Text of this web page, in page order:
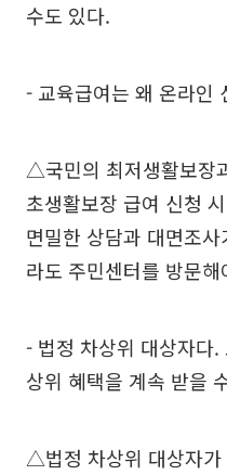
수도 있다.
- 교육급여는 왜 온라인
△국민의 최저생활보장
초생활보장 급여 신청
면밀한 상담과 대면조
라도 주민센터를 방문해
- 법정 차상위 대상자다
상위 혜택을 계속 받을
△법정 차상위 대상자가